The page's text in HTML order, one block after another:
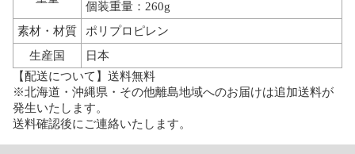
個装重量：260g
素材・材質
ポリプロピレン
生産国
日本
【配送について】送料無料
※北海道・沖縄県・その他離島地域へのお届けは追加送料が
発生いたします。
送料確認後にご連絡いたします。